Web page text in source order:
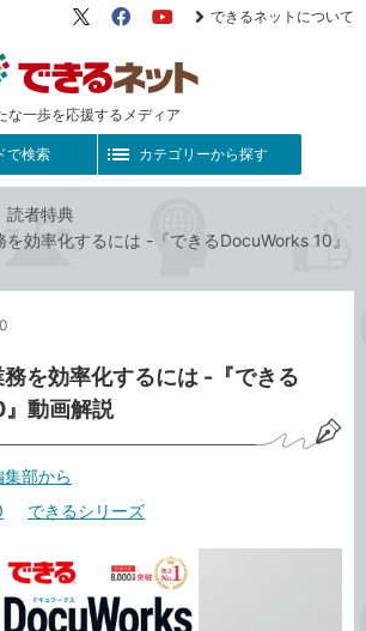
な一歩を応援するメディア
X（旧
FacebookYouTube
できるネットについて
で検索 カテゴリーから探す
読者特典
を効率化するには -『できるDocuWorks 10』
を効率化するには -『できる
動画解説
集部から
できるシリーズ